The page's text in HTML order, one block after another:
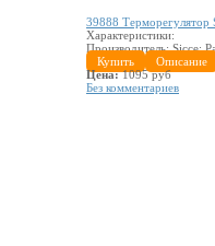
39888 Терморегулятор
Характеристики:
Производитель:Sicce;
Купить
Описание
Цена:1095 руб
Без комментариев